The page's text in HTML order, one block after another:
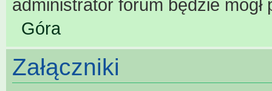
administrator forum będzie mógł
Góra
Załączniki